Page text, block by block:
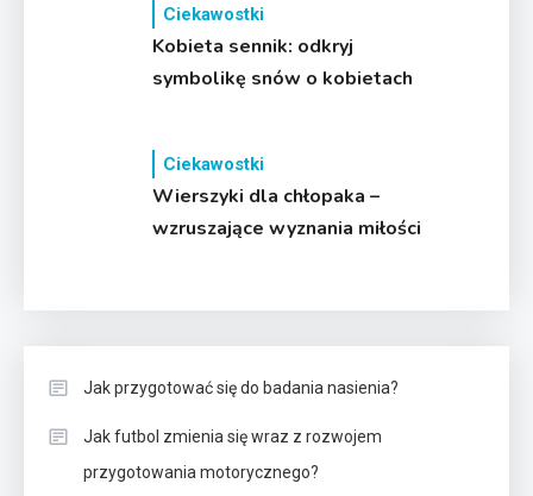
Ciekawostki
Kobieta sennik: odkryj
symbolikę snów o kobietach
Ciekawostki
Wierszyki dla chłopaka –
wzruszające wyznania miłości
Jak przygotować się do badania nasienia?
Jak futbol zmienia się wraz z rozwojem
przygotowania motorycznego?